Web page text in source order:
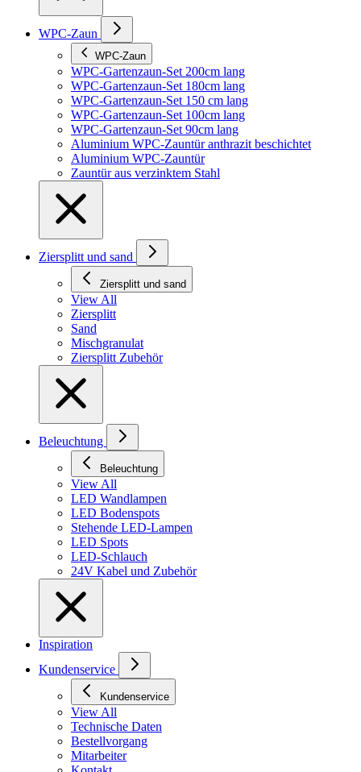
WPC-Zaun
WPC-Zaun
WPC-Gartenzaun-Set 200cm lang
WPC-Gartenzaun-Set 180cm lang
WPC-Gartenzaun-Set 150 cm lang
WPC-Gartenzaun-Set 100cm lang
WPC-Gartenzaun-Set 90cm lang
Aluminium WPC-Zauntür anthrazit beschichtet
Aluminium WPC-Zauntür
Zauntür aus verzinktem Stahl
Ziersplitt und sand
Ziersplitt und sand
View All
Ziersplitt
Sand
Mischgranulat
Ziersplitt Zubehör
Beleuchtung
Beleuchtung
View All
LED Wandlampen
LED Bodenspots
Stehende LED-Lampen
LED Spots
LED-Schlauch
24V Kabel und Zubehör
Inspiration
Kundenservice
Kundenservice
View All
Technische Daten
Bestellvorgang
Mitarbeiter